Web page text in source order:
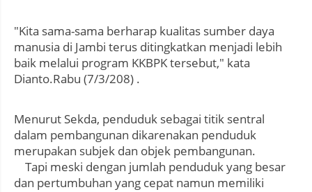
"Kita sama-sama berharap kualitas sumber daya
manusia di Jambi terus ditingkatkan menjadi lebih
baik melalui program KKBPK tersebut," kata
Dianto.Rabu (7/3/208) .
Menurut Sekda, penduduk sebagai titik sentral
dalam pembangunan dikarenakan penduduk
merupakan subjek dan objek pembangunan.
Tapi meski dengan jumlah penduduk yang besar
dan pertumbuhan yang cepat namun memiliki